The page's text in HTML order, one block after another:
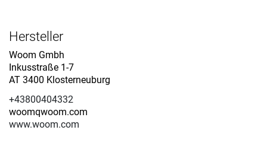
Hersteller
Woom Gmbh
Inkusstraße 1-7
AT 3400 Klosterneuburg
+43800404332
woomqwoom.com
www.woom.com